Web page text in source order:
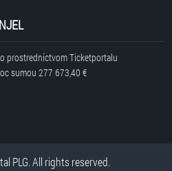
prostredníctvom Ticketportalu
sumou 277 673,40 €
PLG. All rights reserved.